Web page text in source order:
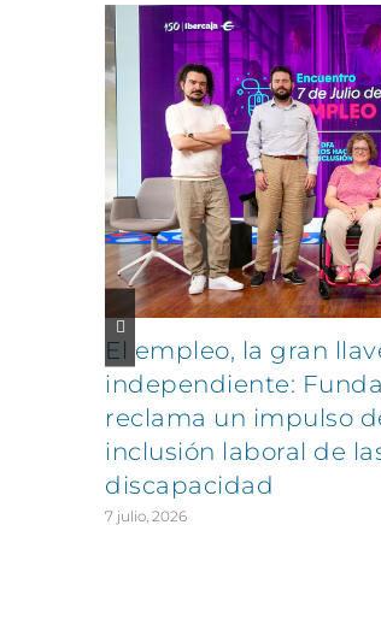
El empleo, la gran
independiente:
reclama un impulso
inclusión laboral de
discapacidad
7 julio, 2026